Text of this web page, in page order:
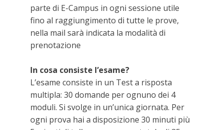
parte di E-Campus in ogni sessione utile
fino al raggiungimento di tutte le prove,
nella mail sarà indicata la modalità di
prenotazione
In cosa consiste l’esame?
L’esame consiste in un Test a risposta
multipla: 30 domande per ognuno dei 4
moduli. Si svolge in un’unica giornata. Per
ogni prova hai a disposizione 30 minuti più